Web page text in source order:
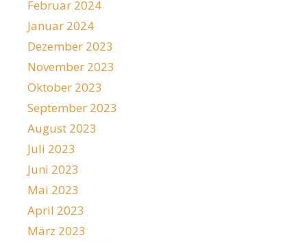
Februar 2024
Januar 2024
Dezember 2023
November 2023
Oktober 2023
September 2023
August 2023
Juli 2023
Juni 2023
Mai 2023
April 2023
März 2023